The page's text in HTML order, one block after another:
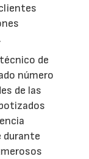
de
número
de las
durante